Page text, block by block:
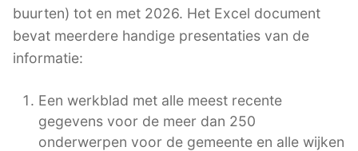
buurten) tot en met 2026. Het Excel document
bevat meerdere handige presentaties van de
informatie:
Een werkblad met alle meest recente
gegevens voor de meer dan 250
onderwerpen voor de gemeente en alle wijken